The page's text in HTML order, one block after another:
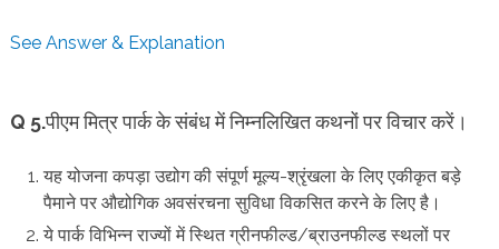
See Answer & Explanation
Q 5.पीएम मित्र पार्क के संबंध में निम्नलिखित कथनों पर विचार करें।
यह योजना कपड़ा उद्योग की संपूर्ण मूल्य-श्रृंखला के लिए एकीकृत बड़े
पैमाने पर औद्योगिक अवसंरचना सुविधा विकसित करने के लिए है।
ये पार्क विभिन्न राज्यों में स्थित ग्रीनफील्ड/ब्राउनफील्ड स्थलों पर